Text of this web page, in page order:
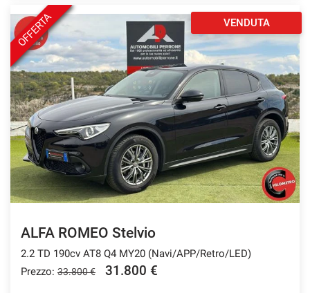
OFFERTA VENDUTA
ALFA ROMEO Stelvio
2.2 TD 190cv AT8 Q4 MY20 (Navi/APP/Retro/LED)
Prezzo: 33.800 € 31.800 €